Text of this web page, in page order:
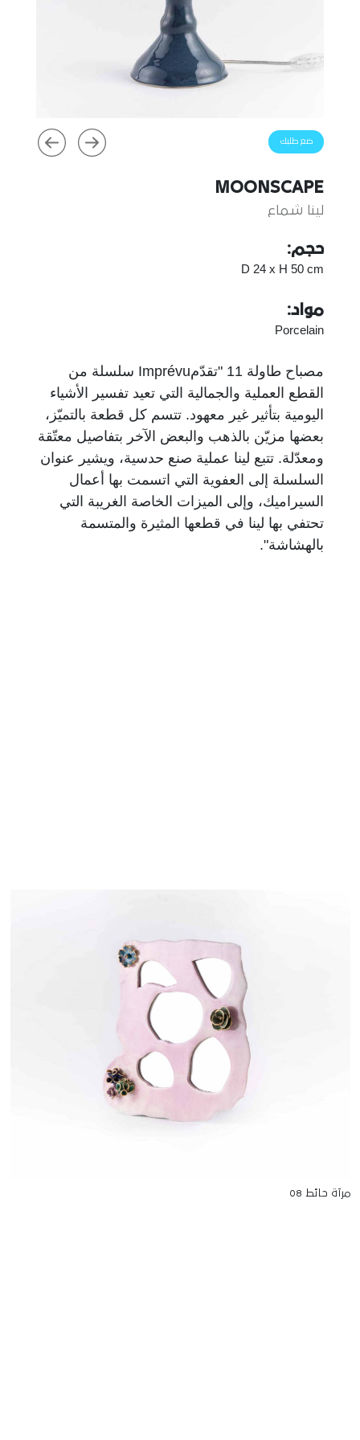
ضع طلبك
MOONSCAPE
لينا شماع
حجم:
D 24 x H 50 cm
مواد:
Porcelain
مصباح طاولة 11 "تقدّمImprévu سلسلة من
القطع العملية والجمالية التي تعيد تفسير الأشياء
اليومية بتأثير غير معهود. تتسم كل قطعة بالتميّز،
بعضها مزيّن بالذهب والبعض الآخر بتفاصيل معتّقة
ومعدّلة. تتبع لينا عملية صنع حدسية، ويشير عنوان
السلسلة إلى العفوية التي اتسمت بها أعمال
السيراميك، وإلى الميزات الخاصة الغريبة التي
تحتفي بها لينا في قطعها المثيرة والمتسمة
بالهشاشة".
مرآة حائط 08